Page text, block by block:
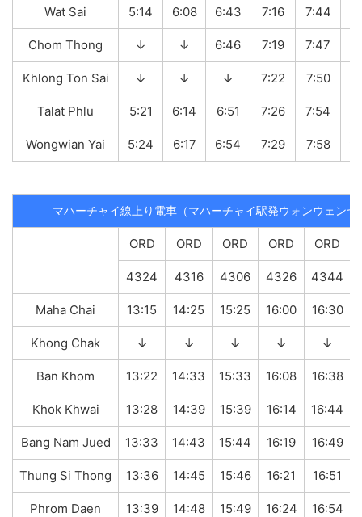
Wat Sai 5:14 6:08 6:43 7:16 7:44
Chom Thong ↓ ↓ 6:46 7:19 7:47
Khlong Ton Sai ↓ ↓ ↓ 7:22 7:50
Talat Phlu 5:21 6:14 6:51 7:26 7:54
Wongwian Yai 5:24 6:17 6:54 7:29 7:58
マハーチャイ線上り電車（マハーチャイ駅発ウォンウェン
ORD ORD ORD ORD ORD
4324 4316 4306 4326 4344
Maha Chai 13:15 14:25 15:25 16:00 16:30
Khong Chak ↓ ↓ ↓ ↓ ↓
Ban Khom 13:22 14:33 15:33 16:08 16:38
Khok Khwai 13:28 14:39 15:39 16:14 16:44
Bang Nam Jued 13:33 14:43 15:44 16:19 16:49
Thung Si Thong 13:36 14:45 15:46 16:21 16:51
Phrom Daen 13:39 14:48 15:49 16:24 16:54